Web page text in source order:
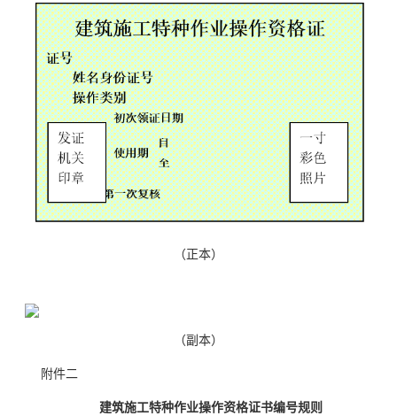
（正本）
（副本）
附件二
建筑施工特种作业操作资格证书编号规则